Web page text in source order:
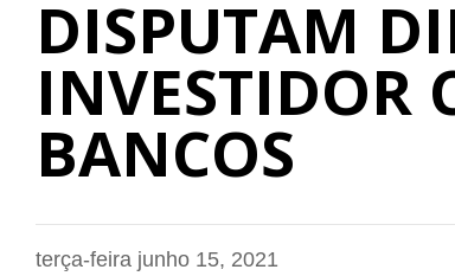
DISPUTAM
INVESTIDOR
BANCOS
terça-feira junho 15, 2021